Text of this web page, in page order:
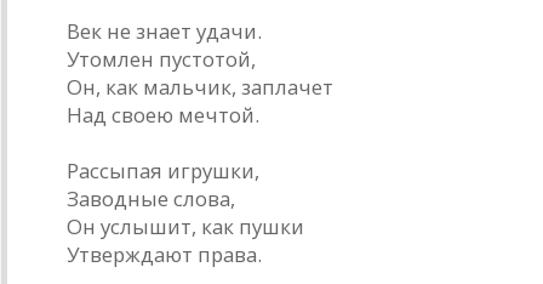
Век не знает удачи.
Утомлен пустотой,
Он, как мальчик, заплачет
Над своею мечтой.
Рассыпая игрушки,
Заводные слова,
Он услышит, как пушки
Утверждают права.